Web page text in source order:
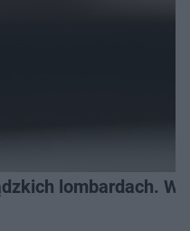
lombardach.